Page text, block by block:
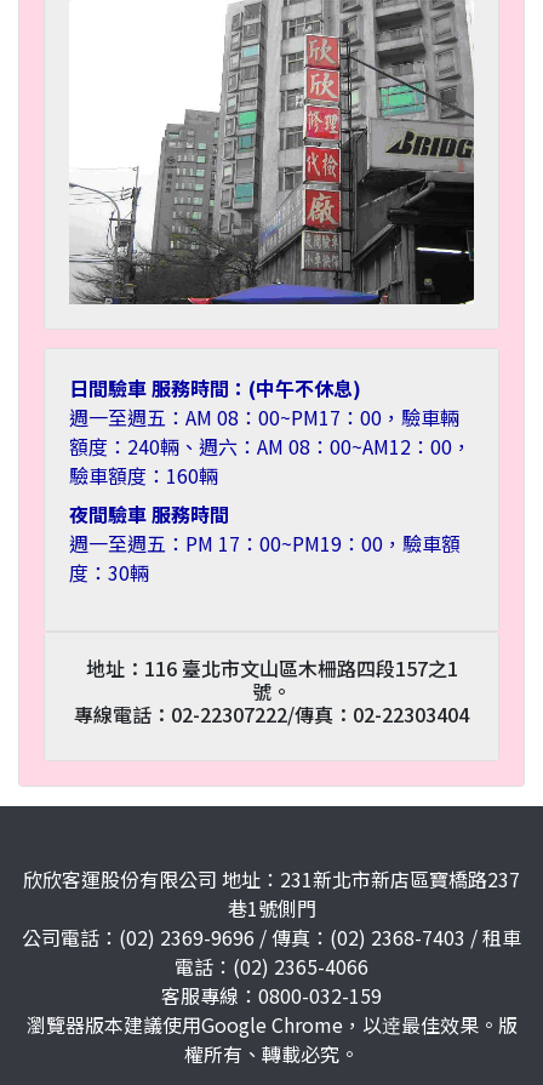
日間驗車 服務時間：(中午不休息)
週一至週五：AM 08：00~PM17：00，驗車輛
額度：240輛、週六：AM 08：00~AM12：00，
驗車額度：160輛
夜間驗車 服務時間
週一至週五：PM 17：00~PM19：00，驗車額
度：30輛
地址：116 臺北市文山區木柵路四段157之1
號。
專線電話：02-22307222/傳真：02-22303404
欣欣客運股份有限公司 地址：231新北市新店區寶橋路237
巷1號側門
公司電話：(02) 2369-9696 / 傳真：(02) 2368-7403 / 租車
電話：(02) 2365-4066
客服專線：0800-032-159
瀏覽器版本建議使用Google Chrome，以逹最佳效果。版
權所有、轉載必究。